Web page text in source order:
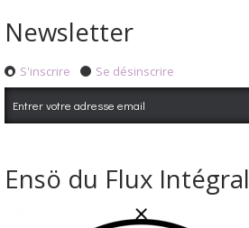
Newsletter
S'inscrire Se désinscrire
Ensö du Flux Intégral